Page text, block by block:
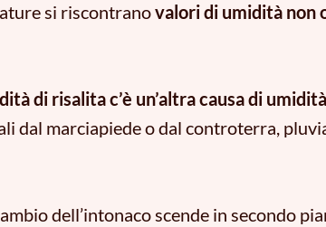
si riscontranovalori di umidità non
di risalita c’è un’altra causa di
dal marciapiede o dal controterra,
dell’intonaco scende in secondo